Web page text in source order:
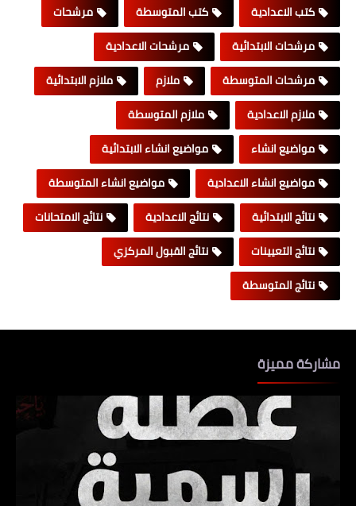
كتب الاعدادية
كتب المتوسطة
مرشحات
مرشحات الابتدائية
مرشحات الاعدادية
مرشحات المتوسطة
ملازم
ملازم الابتدائية
ملازم الاعدادية
ملازم المتوسطة
مواضيع انشاء
مواضيع انشاء الابتدائية
مواضيع انشاء الاعدادية
مواضيع انشاء المتوسطة
نتائج الابتدائية
نتائج الاعدادية
نتائج الامتحانات
نتائج التعيينات
نتائج القبول المركزي
نتائج المتوسطة
مشاركة مميزة